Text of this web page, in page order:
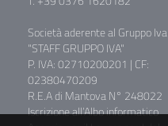
Società aderente al Gruppo Iva
"STAFF GRUPPO IVA"
P. IVA: 02710200201 | CF:
02380470209
R.E.A di Mantova N° 248022
Iscrizione all’Albo informatico